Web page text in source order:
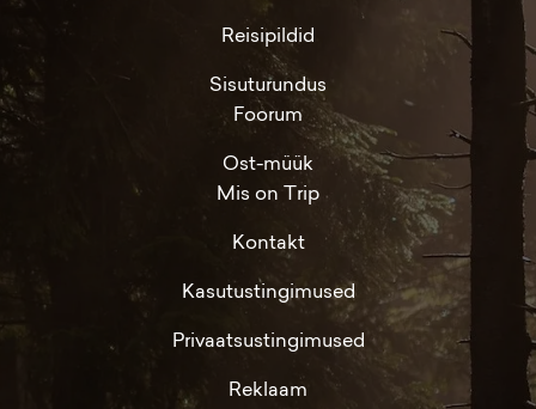
Reisipildid
Sisuturundus
Foorum
Ost-müük
Mis on Trip
Kontakt
Kasutustingimused
Privaatsustingimused
Reklaam